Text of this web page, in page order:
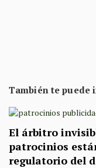
También te puede
El árbitro
patrocinios
regulatorio del